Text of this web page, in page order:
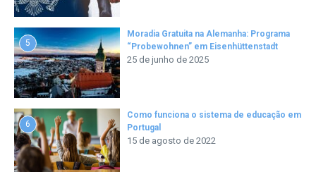
5
Moradia Gratuita na Alemanha: Programa
“Probewohnen” em Eisenhüttenstadt
25 de junho de 2025
6
Como funciona o sistema de educação em
Portugal
15 de agosto de 2022